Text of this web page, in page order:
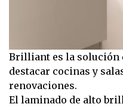
Brilliant es la solución
destacar cocinas y
renovaciones.
El laminado de alto